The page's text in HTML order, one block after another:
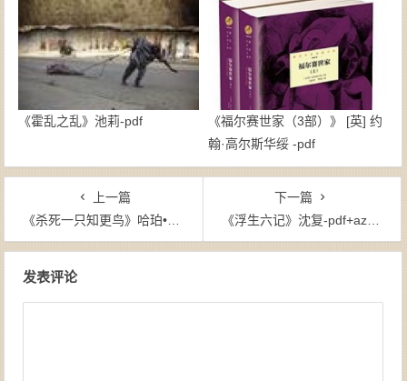
《霍乱之乱》池莉-pdf
《福尔赛世家（3部）》 [英] 约
翰·高尔斯华绥 -pdf
上一篇
《杀死一只知更鸟》哈珀•李-pdf+epub+mobi+azw3
下一篇
《浮生六记》沈复-pdf+azw3+epub+mobi
发表评论